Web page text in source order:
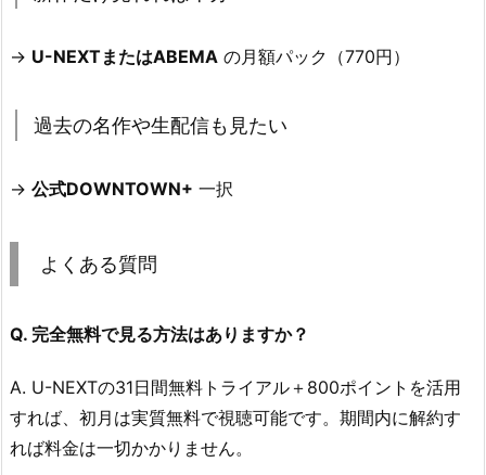
→ U-NEXTまたはABEMA の月額パック（770円）
過去の名作や生配信も見たい
→ 公式DOWNTOWN+ 一択
よくある質問
Q. 完全無料で見る方法はありますか？
A. U-NEXTの31日間無料トライアル＋800ポイントを活用
すれば、初月は実質無料で視聴可能です。期間内に解約す
れば料金は一切かかりません。